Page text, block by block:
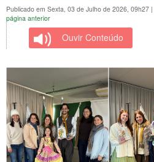
Publicado em Sexta, 03 de Julho de 2026, 09h27 |
página anterior
Ouvir Conteúdo